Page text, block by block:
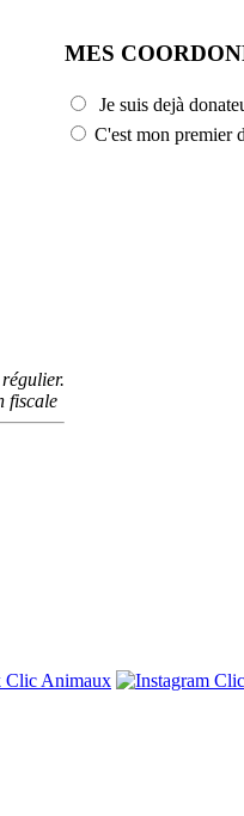
fiscale
MES
Je suis dejà
C'est mon premier